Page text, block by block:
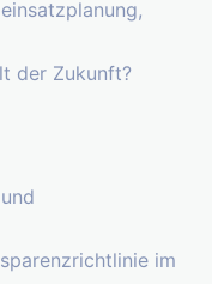
der Zukunft?
im